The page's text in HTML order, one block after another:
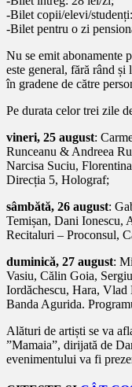
-Bilet copii/elevi/
-Bilet pentru o zi
Nu se emit abonamente
este general, fără rând
în gradene de către
Pe durata celor trei zile
vineri, 25 august:
Runceanu & Andreea
Narcisa Suciu,
Direcția 5, Holograf;
sâmbătă, 26 august:
Temișan, Dani Ionescu,
Recitaluri – Proconsul,
duminică, 27 august:
Vasiu, Călin Goia,
Iordăchescu, Hara,
Banda Agurida.
Alături de artiști se va
”Mamaia”, dirijată de
evenimentului va fi